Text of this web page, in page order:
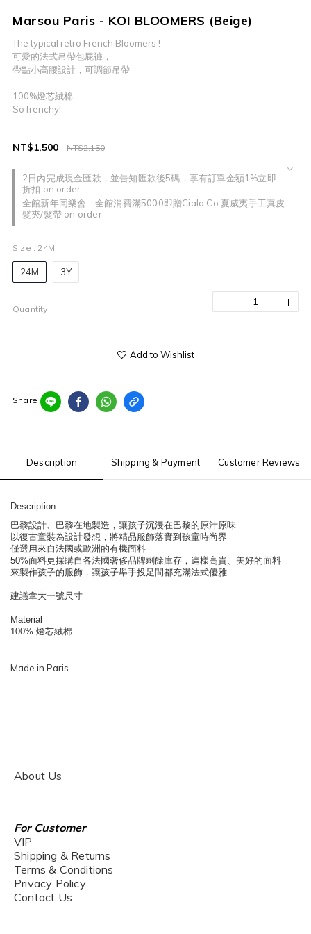
Marsou Paris - KOI BLOOMERS (Beige)
The typical retro French Bloomers !
可愛的法式吊帶包屁褲，
帶點小高腰設計，可調節吊帶
100%燈芯絨棉
So frenchy!
2日內完成現金匯款，並告知匯款後5碼，享有訂單金額1%立即
折扣 on order
全館新年同樂會 - 全館消費滿5000即贈Ciala Co 夏威夷手工真皮
髮夾/髮帶 on order
NT$2,150
NT$1,500
Size : 24M
24M 3Y
Quantity
Add to Wishlist
Share
Description Shipping & Payment Customer Reviews
Description
巴黎設計、巴黎在地製造，讓孩子沉浸在巴黎的原汁原味
以復古童裝為設計發想，將精品服飾落實到孩童時尚界
僅選用來自法國或歐洲的有機面料
50%面料更採購自各法國奢侈品牌剩餘庫存，這樣高貴、美好的面料
來製作孩子的服飾，讓孩子舉手投足間都充滿法式優雅
建議拿大一號尺寸
Material
100% 燈芯絨棉
Made in Paris
About Us
For Customer
VIP
Shipping & Returns
Terms & Conditions
Privacy Policy
Contact Us